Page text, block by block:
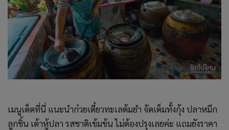
เมนูเด็ดที่นี่ แนะนำก๋วยเตี๋ยวทะเลต้มยำ จัดเต็มทั้งกุ้ง ปลาหมึก
ลูกชิ้น เต้าหู้ปลา รสชาติเข้มข้น ไม่ต้องปรุงเลยค่ะ แถมยังราคา